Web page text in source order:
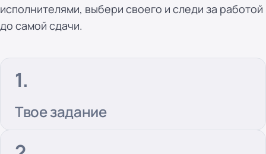
исполнителями, выбери своего и следи за работой
до самой сдачи.
Твое задание